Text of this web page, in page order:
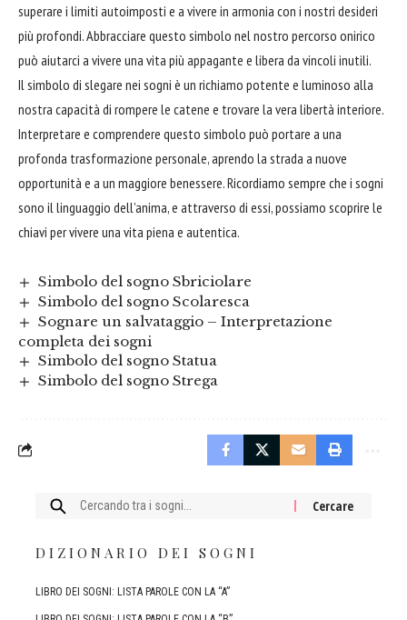
superare i limiti autoimposti e a vivere in armonia con i nostri desideri
più profondi. Abbracciare questo simbolo nel nostro percorso onirico
può aiutarci a vivere una vita più appagante e libera da vincoli inutili.
Il simbolo di slegare nei sogni è un richiamo potente e luminoso alla
nostra capacità di rompere le catene e trovare la vera libertà interiore.
Interpretare e comprendere questo simbolo può portare a una
profonda trasformazione personale, aprendo la strada a nuove
opportunità e a un maggiore benessere. Ricordiamo sempre che i sogni
sono il linguaggio dell’anima, e attraverso di essi, possiamo scoprire le
chiavi per vivere una vita piena e autentica.
Simbolo del sogno Sbriciolare
Simbolo del sogno Scolaresca
Sognare un salvataggio – Interpretazione
completa dei sogni
Simbolo del sogno Statua
Simbolo del sogno Strega
Cercare:
DIZIONARIO DEI SOGNI
LIBRO DEI SOGNI: LISTA PAROLE CON LA “A”